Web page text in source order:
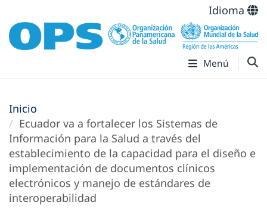
Idioma
Menú
Inicio
Ecuador va a fortalecer los Sistemas de
Información para la Salud a través del
establecimiento de la capacidad para el diseño e
implementación de documentos clínicos
electrónicos y manejo de estándares de
interoperabilidad